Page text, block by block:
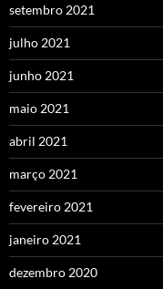
setembro 2021
julho 2021
junho 2021
maio 2021
abril 2021
março 2021
fevereiro 2021
janeiro 2021
dezembro 2020